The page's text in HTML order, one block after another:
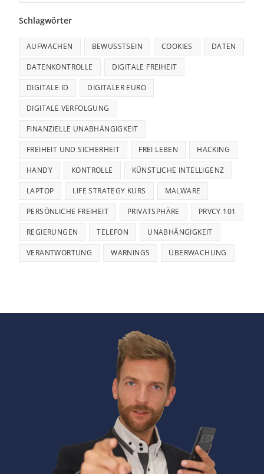
Schlagwörter
AUFWACHEN BEWUSSTSEIN COOKIES DATEN
DATENKONTROLLE DIGITALE FREIHEIT
DIGITALE ID DIGITALER EURO
DIGITALE VERFOLGUNG
FINANZIELLE UNABHÄNGIGKEIT
FREIHEIT UND SICHERHEIT FREI LEBEN HACKING
HANDY KONTROLLE KÜNSTLICHE INTELLIGENZ
LAPTOP LIFE STRATEGY KURS MALWARE
PERSÖNLICHE FREIHEIT PRIVATSPHÄRE PRVCY 101
REGIERUNGEN TELEFON UNABHÄNGIGKEIT
VERANTWORTUNG WARNINGS ÜBERWACHUNG